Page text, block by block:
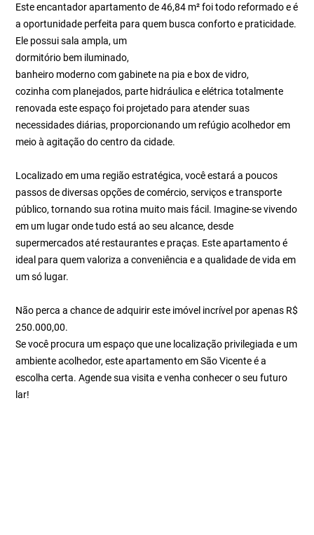
Este encantador apartamento de 46,84 m² foi todo reformado e é
a oportunidade perfeita para quem busca conforto e praticidade.
Ele possui sala ampla, um
dormitório bem iluminado,
banheiro moderno com gabinete na pia e box de vidro,
cozinha com planejados, parte hidráulica e elétrica totalmente
renovada este espaço foi projetado para atender suas
necessidades diárias, proporcionando um refúgio acolhedor em
meio à agitação do centro da cidade.
Localizado em uma região estratégica, você estará a poucos
passos de diversas opções de comércio, serviços e transporte
público, tornando sua rotina muito mais fácil. Imagine-se vivendo
em um lugar onde tudo está ao seu alcance, desde
supermercados até restaurantes e praças. Este apartamento é
ideal para quem valoriza a conveniência e a qualidade de vida em
um só lugar.
Não perca a chance de adquirir este imóvel incrível por apenas R$
250.000,00.
Se você procura um espaço que une localização privilegiada e um
ambiente acolhedor, este apartamento em São Vicente é a
escolha certa. Agende sua visita e venha conhecer o seu futuro
lar!